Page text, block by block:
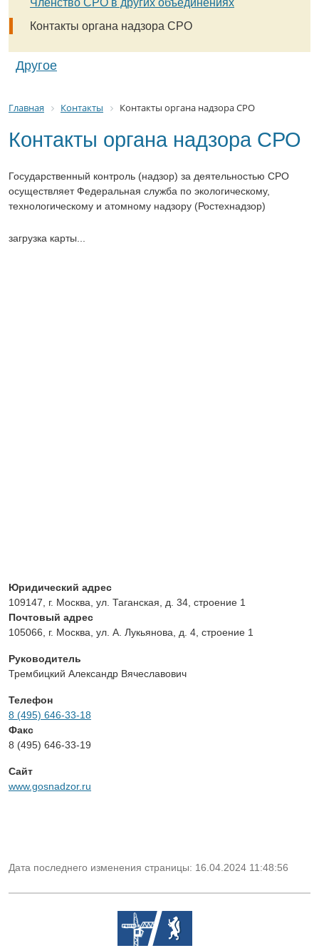
Членство СРО в других объединениях
Контакты органа надзора СРО
Другое
Главная Контакты Контакты органа надзора СРО
Контакты органа надзора СРО
Государственный контроль (надзор) за деятельностью СРО
осуществляет Федеральная служба по экологическому,
технологическому и атомному надзору (Ростехнадзор)
загрузка карты...
Юридический адрес
109147, г. Москва, ул. Таганская, д. 34, строение 1
Почтовый адрес
105066, г. Москва, ул. А. Лукьянова, д. 4, строение 1
Руководитель
Трембицкий Александр Вячеславович
Телефон
8 (495) 646-33-18
Факс
8 (495) 646-33-19
Сайт
www.gosnadzor.ru
Дата последнего изменения страницы: 16.04.2024 11:48:56